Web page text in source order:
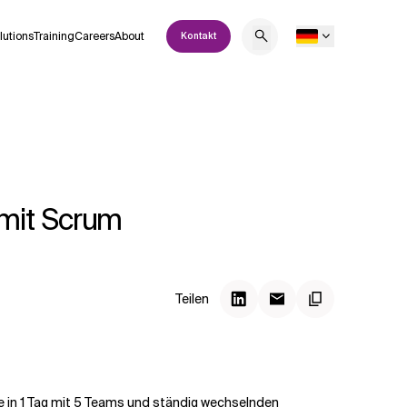
TrainingCareersAbout Kontakt
Scrum
Teilen
1 Tag mit 5 Teams und ständig wechselnden